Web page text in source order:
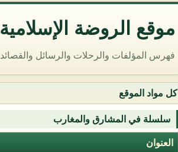
موقع الروضة الإسلامية
فهرس المؤلفات والرحلات والرسائل والقصائد
كل مواد الموقع
سلسلة في المشارق والمغارب
العنوان